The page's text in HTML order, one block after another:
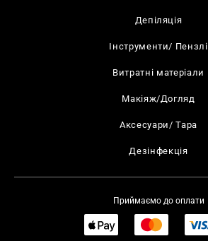
Депіляція
Інструменти/ Пензлі
Витратні матеріали
Макіяж/Догляд
Аксесуари/ Тара
Дезінфекція
Приймаємо до оплати